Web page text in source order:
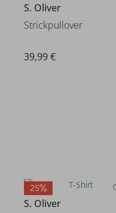
S. Oliver
Strickpullover
39,99 €
25
S. Oliver